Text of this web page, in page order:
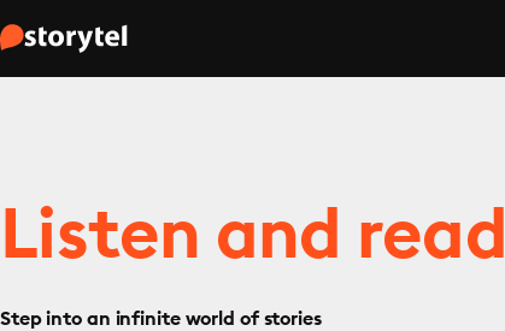
Listen and read
Step into an infinite world of stories